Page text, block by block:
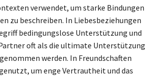
verwendet, um starke Bindungen
zu beschreiben. In Liebesbeziehungen
bedingungslose Unterstützung und
oft als die ultimate Unterstützung
werden. In Freundschaften
genutzt, um enge Vertrautheit und das